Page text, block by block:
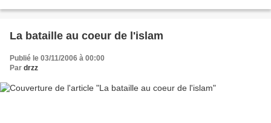
La bataille au coeur de l'islam
Publié le 03/11/2006 à 00:00
Par drzz